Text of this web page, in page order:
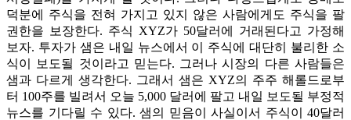
덕분에 주식을 전혀 가지고 있지 않은 사람에게도 주식을 팔
권한을 보장한다. 주식 XYZ가 50달러에 거래된다고 가정해
보자. 투자가 샘은 내일 뉴스에서 이 주식에 대단히 불리한 소
식이 보도될 것이라고 믿는다. 그러나 시장의 다른 사람들은
샘과 다르게 생각한다. 그래서 샘은 XYZ의 주주 해롤드로부
터 100주를 빌려서 오늘 5,000 달러에 팔고 내일 보도될 부정적
뉴스를 기다릴 수 있다. 샘의 믿음이 사실이서 주식이 40달러